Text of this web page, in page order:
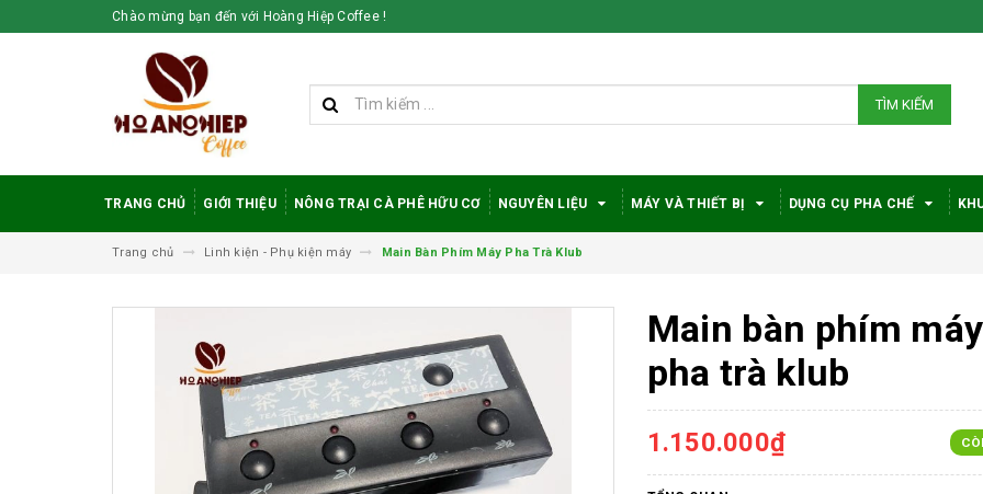
Chào mừng bạn đến với Hoàng Hiệp Coffee !
TÌM KIẾM
TRANG CHỦ GIỚI THIỆU NÔNG TRẠI CÀ PHÊ HỮU CƠ NGUYÊN LIỆU MÁY VÀ THIẾT BỊ DỤNG CỤ PHA CHẾ
Trang chủ Linh kiện - Phụ kiện máy Main Bàn Phím Máy Pha Trà Klub
Main bàn phím máy
pha trà klub
1.150.000₫